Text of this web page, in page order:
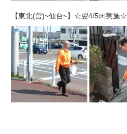
【東北(営)~仙台~】☆翌4/5㈬実施☆